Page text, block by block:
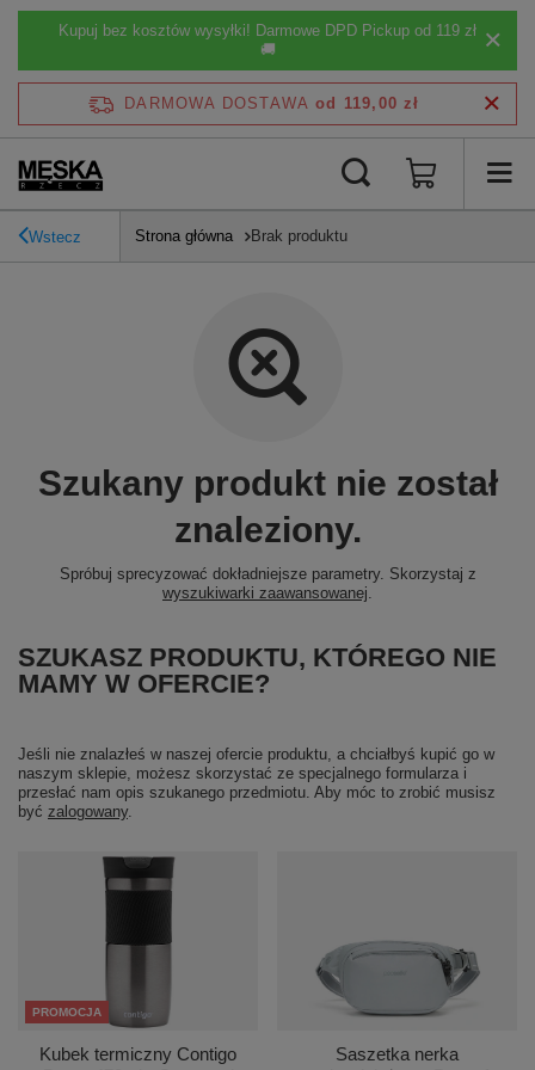
Kupuj bez kosztów wysyłki! Darmowe DPD Pickup od 119 zł
🚚
DARMOWA DOSTAWA od 119,00 zł
Wstecz Strona główna Brak produktu
Szukany produkt nie został
znaleziony.
Spróbuj sprecyzować dokładniejsze parametry. Skorzystaj z
wyszukiwarki zaawansowanej.
SZUKASZ PRODUKTU, KTÓREGO NIE
MAMY W OFERCIE?
Jeśli nie znalazłeś w naszej ofercie produktu, a chciałbyś kupić go w
naszym sklepie, możesz skorzystać ze specjalnego formularza i
przesłać nam opis szukanego przedmiotu. Aby móc to zrobić musisz
być zalogowany.
PROMOCJA
Kubek termiczny Contigo
Saszetka nerka